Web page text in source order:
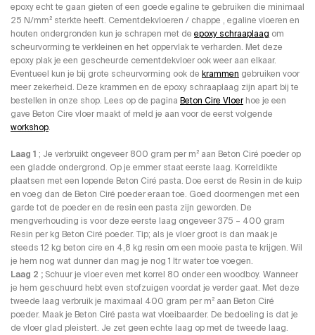
epoxy echt te gaan gieten of een goede egaline te gebruiken die minimaal
25 N/mm² sterkte heeft. Cementdekvloeren / chappe , egaline vloeren en
houten ondergronden kun je schrapen met de epoxy schraaplaag om
scheurvorming te verkleinen en het oppervlak te verharden. Met deze
epoxy plak je een gescheurde cementdekvloer ook weer aan elkaar.
Eventueel kun je bij grote scheurvorming ook de krammen gebruiken voor
meer zekerheid. Deze krammen en de epoxy schraaplaag zijn apart bij te
bestellen in onze shop. Lees op de pagina Beton Cire Vloerhoe je een
gave Beton Cire vloer maakt of meld je aan voor de eerst volgende
workshop.
Laag 1 ; Je verbruikt ongeveer 800 gram per m² aan Beton Ciré poeder op
een gladde ondergrond. Op je emmer staat eerste laag. Korreldikte
plaatsen met een lopende Beton Ciré pasta. Doe eerst de Resin in de kuip
en voeg dan de Beton Ciré poeder eraan toe. Goed doormengen met een
garde tot de poeder en de resin een pasta zijn geworden. De
mengverhouding is voor deze eerste laag ongeveer 375 – 400 gram
Resin per kg Beton Ciré poeder. Tip; als je vloer groot is dan maak je
steeds 12 kg beton cire en 4,8 kg resin om een mooie pasta te krijgen. Wil
je hem nog wat dunner dan mag je nog 1 ltr water toe voegen.
Laag 2 ;Schuur je vloer even met korrel 80 onder een woodboy. Wanneer
je hem geschuurd hebt even stofzuigen voordat je verder gaat. Met deze
tweede laag verbruik je maximaal 400 gram per m² aan Beton Ciré
poeder. Maak je Beton Ciré pasta wat vloeibaarder. De bedoeling is dat je
de vloer glad pleistert. Je zet geen echte laag op met de tweede laag.